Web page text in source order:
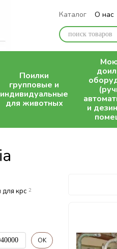
контенту
Каталог О нас
Блог
Поилки
групповые и
индивидуальные
для животных
и
крс 2
OK